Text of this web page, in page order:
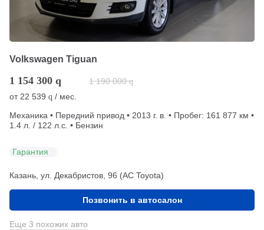
Volkswagen Tiguan
1 154 300 q 1 190 000 q
от 22 539 q / мес.
Механика • Передний привод • 2013 г. в. • Пробег: 161 877 км •
1.4 л. / 122 л.с. • Бензин
Гарантия
Казань, ул. Декабристов, 96 (АС Toyota)
Позвонить в автосалон
Еще 3 похожих авто